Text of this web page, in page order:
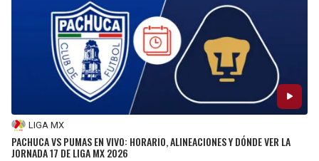
LIGA MX
PACHUCA VS PUMAS EN VIVO: HORARIO, ALINEACIONES Y DÓNDE VER LA
JORNADA 17 DE LIGA MX 2026